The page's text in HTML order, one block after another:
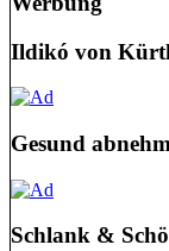
Ildikó von
Gesund
Schlank &